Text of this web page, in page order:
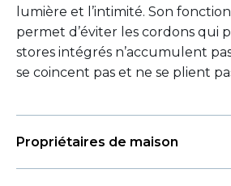
lumière et l’intimité. Son
permet d’éviter les cordons qui
stores intégrés n’accumulent
se coincent pas et ne se plient
Propriétaires de maison